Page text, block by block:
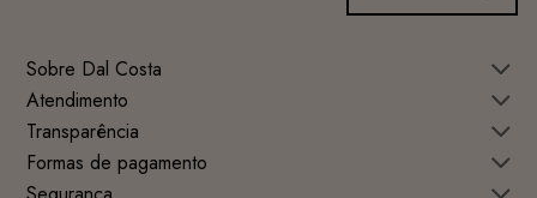
Sobre Dal Costa
Atendimento
Transparência
Formas de pagamento